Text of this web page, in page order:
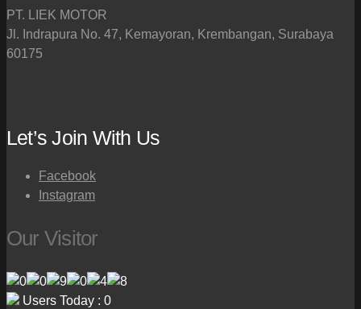
PT. LIEK MOTOR
Jl. Indrapura No. 47, Kemayoran, Krembangan, Surabaya
60175
Let’s Join With Us
Facebook
Instagram
Our Visitor
Users Today : 0